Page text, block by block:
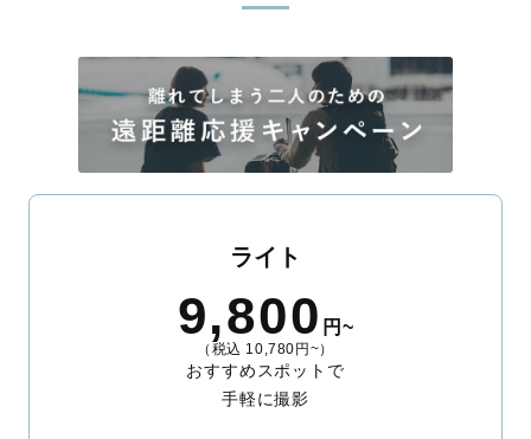
ます。創業10年のノウハウを活かし、思い出に残る素敵な撮影体
丁寧なレタッチで思い出を美しく仕上げます
撮影後は、独自の編集技術で写真の明るさや色合いを丁寧に調
整。自然な雰囲気を残しつつも、おしゃれで洗練された仕上がり
に。きっと「こんな写真を撮ってほしかった！」と思える一枚に
出会えます。まずは、ラブグラフの
ライト
9,800 円~
（税込 10,780円~）
おすすめスポットで
手軽に撮影